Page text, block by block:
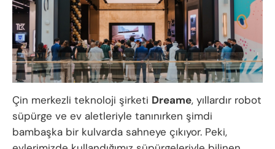
Çin merkezli teknoloji şirketi Dreame, yıllardır robot
süpürge ve ev aletleriyle tanınırken şimdi
bambaşka bir kulvarda sahneye çıkıyor. Peki,